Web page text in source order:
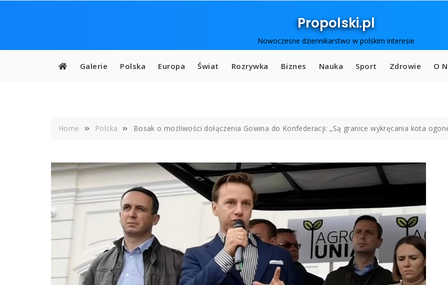
Propolski.pl
Nowoczesne dziennikarstwo w polskim interesie
Galerie Polska Europa Świat Rozrywka Biznes Nauka Sport Zdrowie O
Home Polska Bosak o możliwości dołączenia Gowina do Konfederacji: „Są granice wykręcania kota